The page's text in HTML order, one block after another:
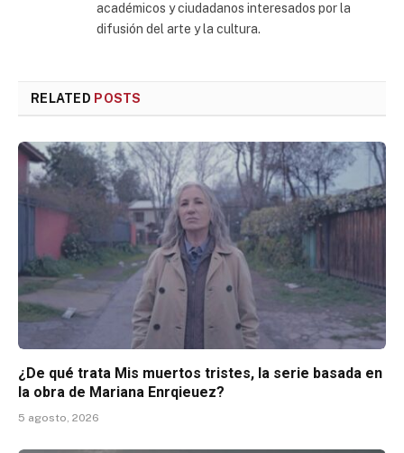
académicos y ciudadanos interesados por la
difusión del arte y la cultura.
RELATED POSTS
¿De qué trata Mis muertos tristes, la serie basada en
la obra de Mariana Enrqieuez?
5 agosto, 2026